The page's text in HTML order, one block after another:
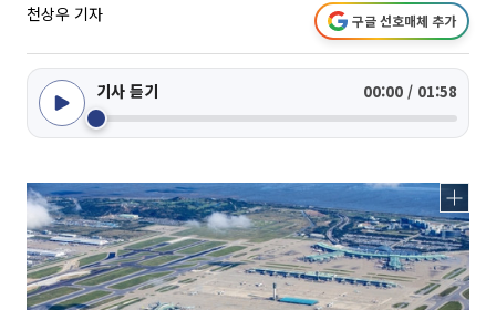
천상우 기자 구글 선호매체 추가
기사 듣기 00:00 / 01:58